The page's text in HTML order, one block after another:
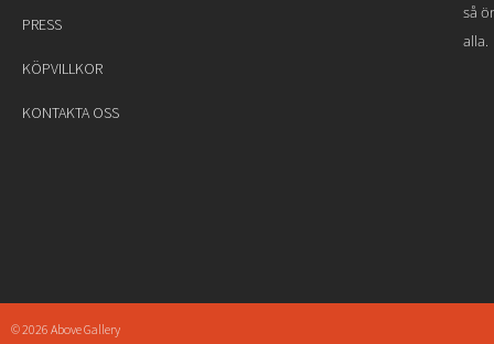
PRESS
KÖPVILLKOR
KONTAKTA OSS
så
alla.
© 2026 Above Gallery